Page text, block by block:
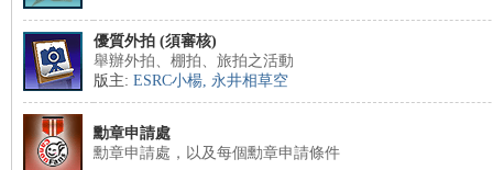
優質外拍 (須審核)
舉辦外拍、棚拍、旅拍之活動
版主: ESRC小楊, 永井相草空
勳章申請處
勳章申請處，以及每個勳章申請條件